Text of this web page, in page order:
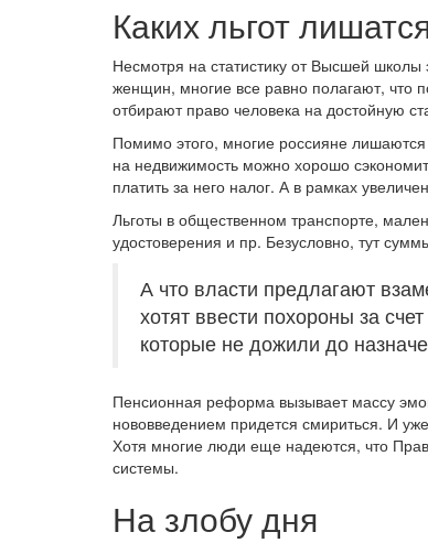
Каких льгот
Несмотря на статистику от Высшей
женщин, многие все равно полагают, что
отбирают право человека на достойную
Помимо этого, многие россияне
на недвижимость можно хорошо
платить за него налог. А в рамках
Льготы в общественном транспорте,
удостоверения и пр. Безусловно, тут
А что власти предлагают
хотят ввести похороны за
которые не дожили до
Пенсионная реформа вызывает массу
нововведением придется смириться. И
Хотя многие люди еще надеются, что
системы.
На злобу дня